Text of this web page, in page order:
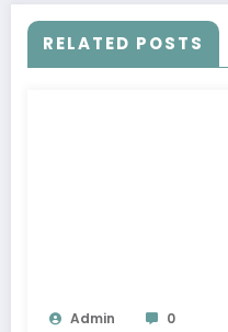
RELATED POSTS
Admin 0